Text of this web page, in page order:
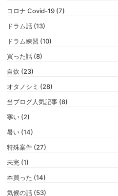
コロナ Covid-19 (7)
ドラム話 (13)
ドラム練習 (10)
買った話 (8)
自炊 (23)
オタノシミ (28)
当ブログ人気記事 (8)
寒い (2)
暑い (14)
特殊案件 (27)
未完 (1)
本買った (14)
気候の話 (53)